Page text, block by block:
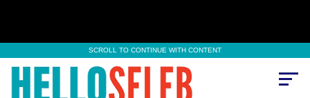
SCROLL TO CONTINUE WITH CONTENT